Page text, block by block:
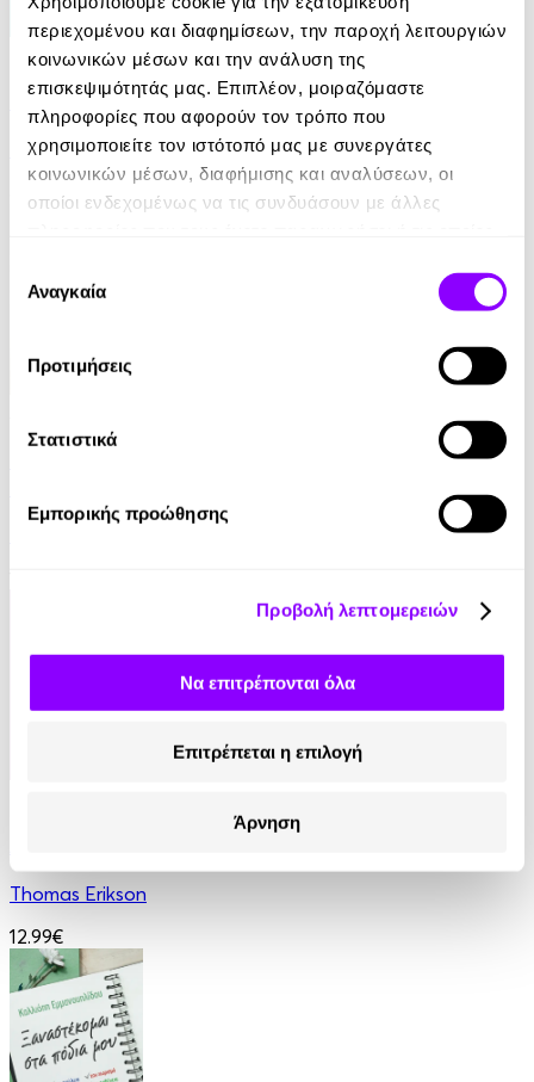
περιεχομένου και διαφημίσεων, την παροχή λειτουργιών
κοινωνικών μέσων και την ανάλυση της
επισκεψιμότητάς μας. Επιπλέον, μοιραζόμαστε
πληροφορίες που αφορούν τον τρόπο που
χρησιμοποιείτε τον ιστότοπό μας με συνεργάτες
κοινωνικών μέσων, διαφήμισης και αναλύσεων, οι
οποίοι ενδεχομένως να τις συνδυάσουν με άλλες
των υπηρεσιών τους.
συγκατάθεσης
Αναγκαία
Προτιμήσεις
Στατιστικά
Εμπορικής προώθησης
Προβολή λεπτομερειών
Να επιτρέπονται όλα
Επιτρέπεται η επιλογή
Άρνηση
eBook
21 Ευκαιρίες να ξεπεράσεις τον εαυτό σου
Theresa Cheung
Τα μυστικά του μοναχού που πούλησε τη Ferrari
Thomas Erikson
12.99€